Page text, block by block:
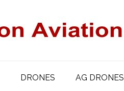
DRONES AG DRONES